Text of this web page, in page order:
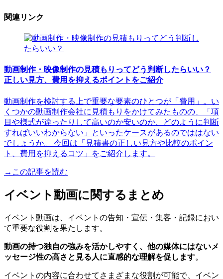
関連リンク
動画制作・映像制作の見積もりってどう判断したらいい？
正しい見方、費用を抑えるポイントをご紹介
動画制作を検討する上で重要な要素のひとつが「費用」。い
くつかの動画制作会社に見積もりをかけてみたものの、「項
目や様式が違ったりして高いのか安いのか、どのように判断
すればいいわからない」といったケースがあるのでははない
でしょうか。 今回は「見積書の正しい見方や比較のポイン
ト、費用を抑えるコツ」をご紹介します。
→この記事を読む
イベント動画に関するまとめ
イベント動画は、イベントの告知・宣伝・集客・記録におい
て重要な役割を果たします。
動画の持つ独自の強みを活かしやすく、他の媒体にはないメ
ッセージ性の高さと見る人に直感的な理解を促します。
イベントの内容に合わせてさまざまな役割が可能で、イベン